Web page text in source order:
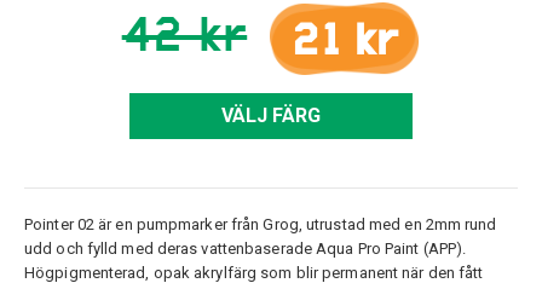
42 kr 21 kr
VÄLJ FÄRG
Pointer 02 är en pumpmarker från Grog, utrustad med en 2mm rund
udd och fylld med deras vattenbaserade Aqua Pro Paint (APP).
Högpigmenterad, opak akrylfärg som blir permanent när den fått